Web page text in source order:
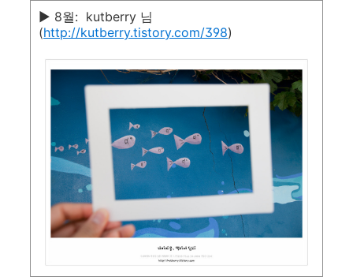
▶ 8월: kutberry 님
(http://kutberry.tistory.com/398)